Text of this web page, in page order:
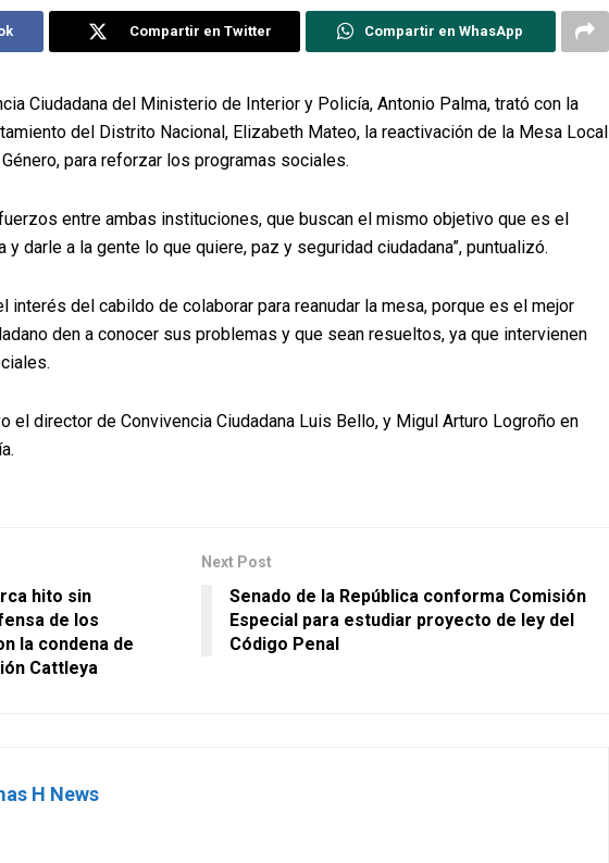
Compartir en Twitter Compartir en WhasApp
Ciudadana del Ministerio de Interior y Policía, Antonio Palma, trató con la
del Distrito Nacional, Elizabeth Mateo, la reactivación de la Mesa Local
para reforzar los programas sociales.
entre ambas instituciones, que buscan el mismo objetivo que es el
y darle a la gente lo que quiere, paz y seguridad ciudadana”, puntualizó.
interés del cabildo de colaborar para reanudar la mesa, porque es el mejor
den a conocer sus problemas y que sean resueltos, ya que intervienen
el director de Convivencia Ciudadana Luis Bello, y Migul Arturo Logroño en
hito sin
de los
la condena de
Cattleya
Next Post
Senado de la República conforma Comisión
Especial para estudiar proyecto de ley del
Código Penal
H News